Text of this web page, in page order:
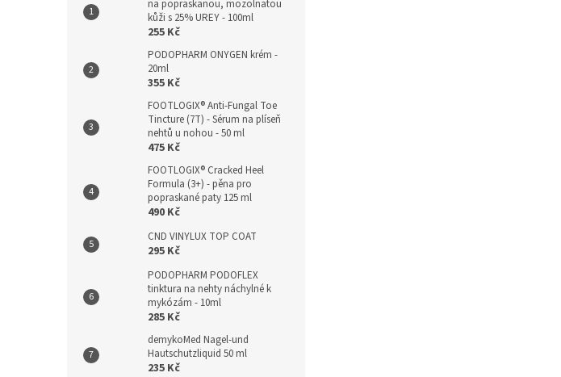
na popraskanou, mozolnatou
kůži s 25% UREY - 100ml
255 Kč
PODOPHARM ONYGEN krém -
20ml
355 Kč
FOOTLOGIX® Anti-Fungal Toe
Tincture (7T) - Sérum na plíseň
nehtů u nohou - 50 ml
475 Kč
FOOTLOGIX® Cracked Heel
Formula (3+) - pěna pro
popraskané paty 125 ml
490 Kč
CND VINYLUX TOP COAT
295 Kč
PODOPHARM PODOFLEX
tinktura na nehty náchylné k
mykózám - 10ml
285 Kč
demykoMed Nagel-und
Hautschutzliquid 50 ml
235 Kč